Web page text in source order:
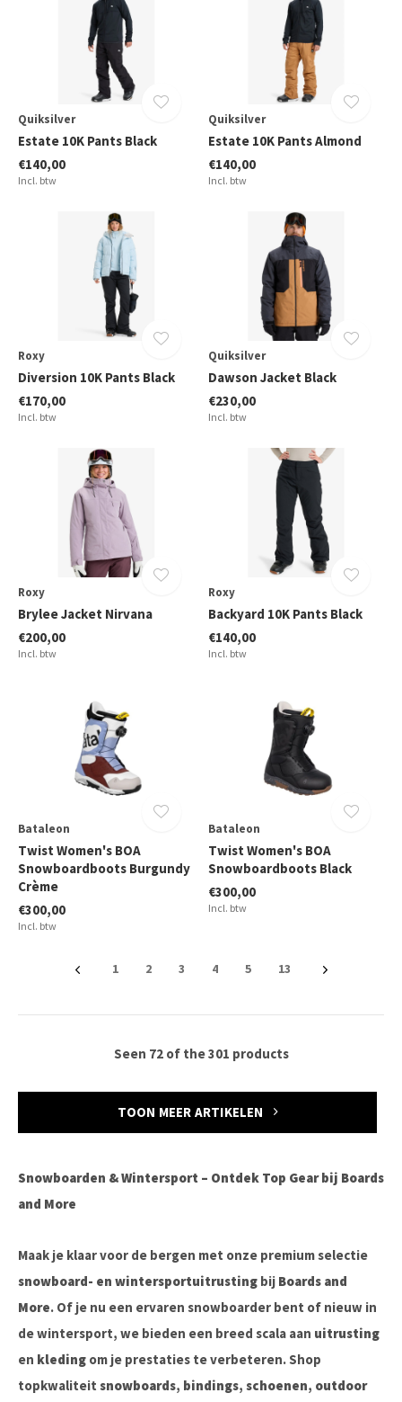
Quiksilver
Estate 10K Pants Black
€140,00
Incl. btw
Quiksilver
Estate 10K Pants Almond
€140,00
Incl. btw
Roxy
Diversion 10K Pants Black
€170,00
Incl. btw
Quiksilver
Dawson Jacket Black
€230,00
Incl. btw
Roxy
Brylee Jacket Nirvana
€200,00
Incl. btw
Roxy
Backyard 10K Pants Black
€140,00
Incl. btw
Bataleon
Twist Women's BOA
Snowboardboots Burgundy
Crème
€300,00
Incl. btw
Bataleon
Twist Women's BOA
Snowboardboots Black
€300,00
Incl. btw
1 2 3 4 5 13
Seen 72 of the 301 products
TOON MEER ARTIKELEN
Snowboarden & Wintersport – Ontdek Top Gear bij Boards
and More
Maak je klaar voor de bergen met onze premium selectie
snowboard- en wintersportuitrusting bij Boards and
More. Of je nu een ervaren snowboarder bent of nieuw in
de wintersport, we bieden een breed scala aan uitrusting
en kleding om je prestaties te verbeteren. Shop
topkwaliteit snowboards, bindings, schoenen, outdoor